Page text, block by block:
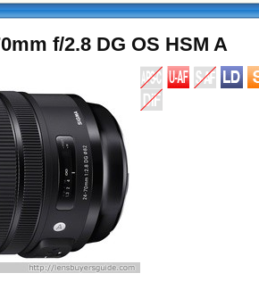
f/2.8 DG OS HSM A